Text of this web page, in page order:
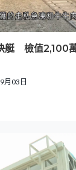
艇 檢值2,100
月03日